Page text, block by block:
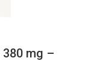
380 mg –